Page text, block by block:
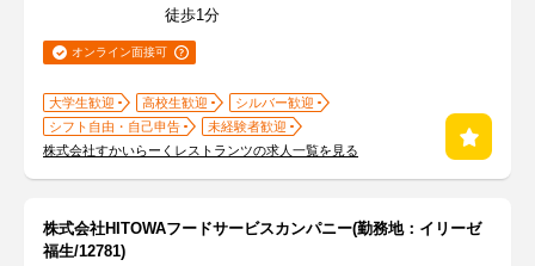
徒歩1分
オンライン面接可
大学生歓迎 高校生歓迎
シルバー歓迎
シフト自由・自己申告
未経験者歓迎
株式会社すかいらーくレストランツの求人一覧を見る
株式会社HITOWAフードサービスカンパニー(勤務地：イリーゼ
福生/12781)